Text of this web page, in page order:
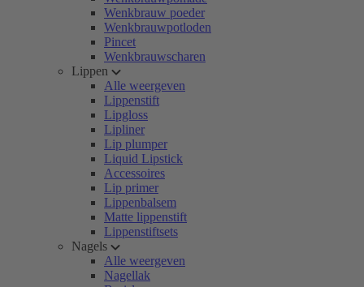
Wenkbrauw poeder
Wenkbrauwpotloden
Pincet
Wenkbrauwscharen
Lippen
Alle weergeven
Lippenstift
Lipgloss
Lipliner
Lip plumper
Liquid Lipstick
Accessoires
Lip primer
Lippenbalsem
Matte lippenstift
Lippenstiftsets
Nagels
Alle weergeven
Nagellak